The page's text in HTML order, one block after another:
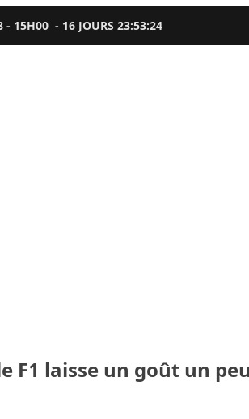
- 15H00 - 16 JOURS23:53:23
F1 laisse un goût un